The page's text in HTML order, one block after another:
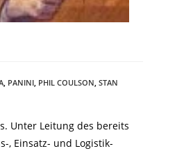
, PANINI, PHIL COULSON, STAN
Unter Leitung des bereits
, Einsatz- und Logistik-